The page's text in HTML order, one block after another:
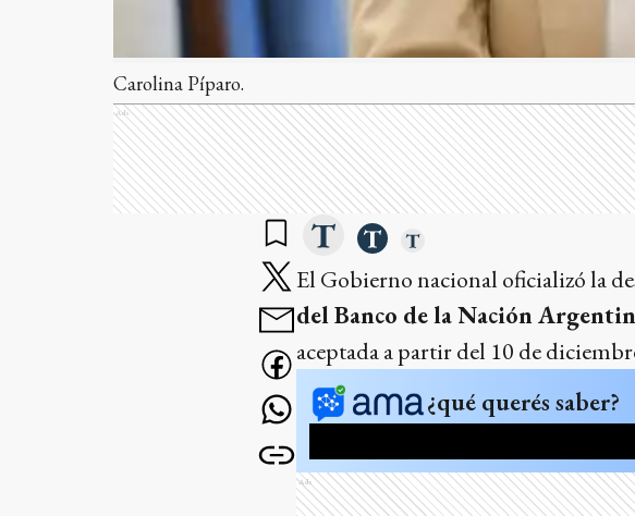
Carolina Píparo.
Ads
El Gobierno nacional oficializó la
del Banco de la Nación
aceptada a partir del 10 de
¿qué querés saber?
Ads